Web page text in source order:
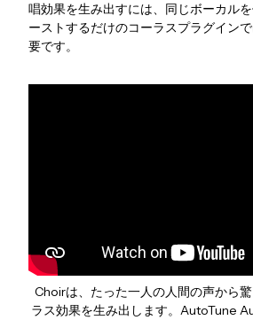
唱効果を生み出すには、同じボーカル
ーストするだけのコーラスプラグインで
要です。
Choirは、たった一人の人間の声から
ラス効果を生み出します。AutoTune